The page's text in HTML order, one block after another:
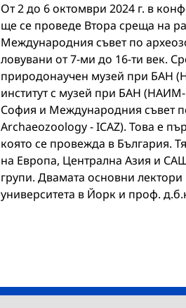
Oт 2 до 6 октомври 2024 г. в
ще се проведе Втора среща на
Международния съвет по
ловувани от 7-ми до 16-ти век.
природонаучен музей при БАН
институт с музей при БАН
София и Международния съвет
Archaeozoology - ICAZ). Това е
която се провежда в България.
на Европа, Централна Азия и
групи. Двамата основни
университета в Йорк и проф.